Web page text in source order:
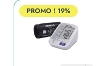
PROMO ! 19%